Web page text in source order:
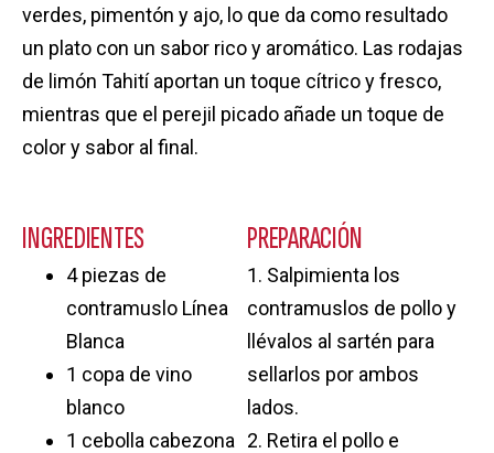
verdes, pimentón y ajo, lo que da como resultado
un plato con un sabor rico y aromático. Las rodajas
de limón Tahití aportan un toque cítrico y fresco,
mientras que el perejil picado añade un toque de
color y sabor al final.
INGREDIENTES
4 piezas de
contramuslo Línea
Blanca
1 copa de vino
blanco
1 cebolla cabezona
PREPARACIÓN
1. Salpimienta los
contramuslos de pollo y
llévalos al sartén para
sellarlos por ambos
lados.
2. Retira el pollo e